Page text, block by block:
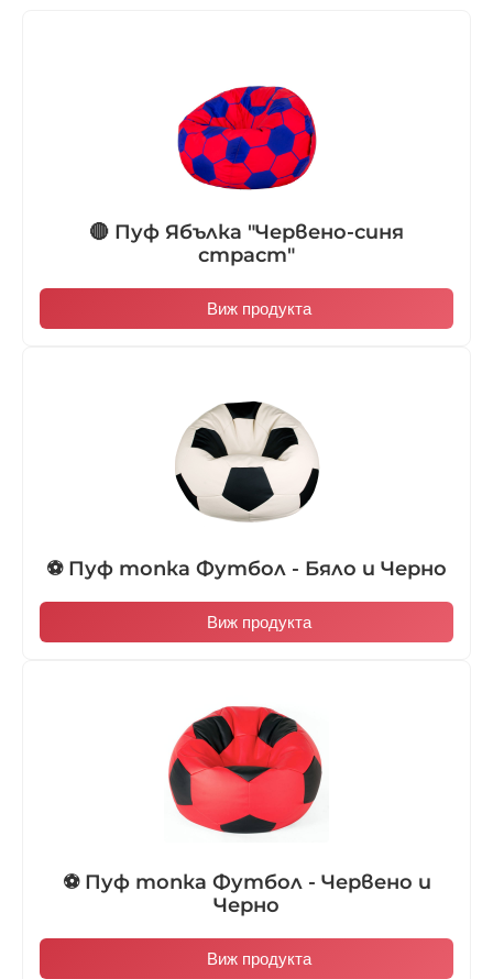
🔴 Пуф Ябълка "Червено-синя
страст"
Виж продукта
⚽ Пуф топка Футбол - Бяло и Черно
Виж продукта
⚽ Пуф топка Футбол - Червено и
Черно
Виж продукта